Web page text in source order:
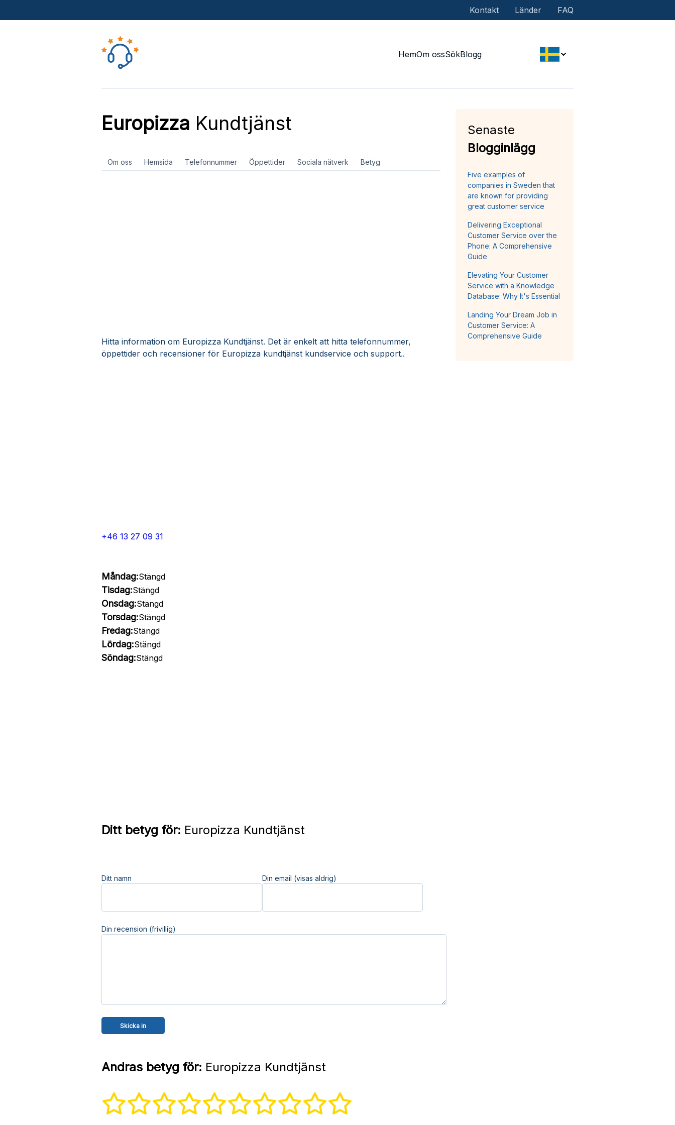
Kontakt Länder FAQ
HemOm ossSökBlogg
Europizza Kundtjänst
Om oss Hemsida Telefonnummer Öppettider Sociala nätverk Betyg
Hitta information om Europizza Kundtjänst. Det är enkelt att hitta telefonnummer,
öppettider och recensioner för Europizza kundtjänst kundservice och support..
+46 13 27 09 31
Måndag:Stängd
Tisdag:Stängd
Onsdag:Stängd
Torsdag:Stängd
Fredag:Stängd
Lördag:Stängd
Söndag:Stängd
Ditt betyg för: Europizza Kundtjänst
Ditt namn Din email (visas aldrig)
Din recension (frivillig)
Andras betyg för: Europizza Kundtjänst
Senaste
Blogginlägg
Five examples of
companies in Sweden that
are known for providing
great customer service
Delivering Exceptional
Customer Service over the
Phone: A Comprehensive
Guide
Elevating Your Customer
Service with a Knowledge
Database: Why It's Essential
Landing Your Dream Job in
Customer Service: A
Comprehensive Guide